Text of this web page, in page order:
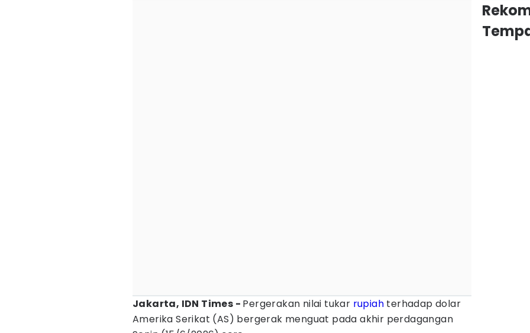
Jakarta, IDN Times - Pergerakan nilai tukar rupiah terhadap dolar
Amerika Serikat (AS) bergerak menguat pada akhir perdagangan